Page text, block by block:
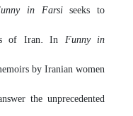
in Farsiseeks to
of Iran. In Funny in
by Iranian women
the unprecedented